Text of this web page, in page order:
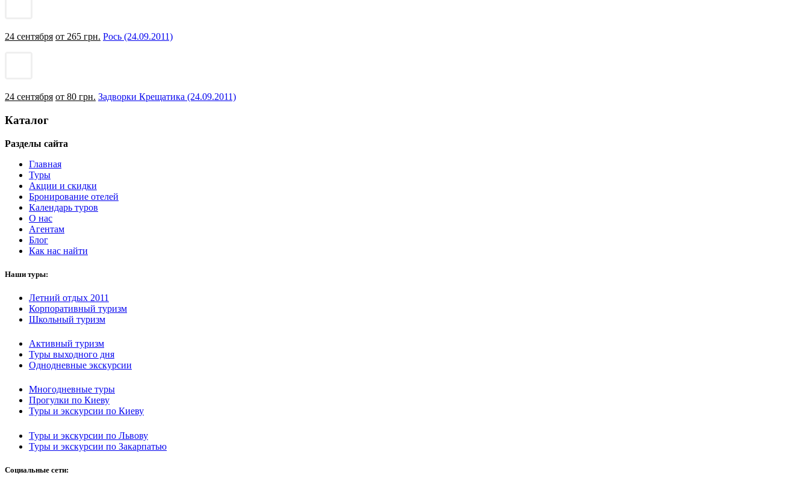
24 сентября от 265 грн. Рось (24.09.2011)
24 сентября от 80 грн. Задворки Крещатика (24.09.2011)
Каталог
Разделы сайта
Главная
Туры
Акции и скидки
Бронирование отелей
Календарь туров
О нас
Агентам
Блог
Как нас найти
Наши туры:
Летний отдых 2011
Корпоративный туризм
Школьный туризм
Активный туризм
Туры выходного дня
Однодневные экскурсии
Многодневные туры
Прогулки по Киеву
Туры и экскурсии по Киеву
Туры и экскурсии по Львову
Туры и экскурсии по Закарпатью
Социальные сети: